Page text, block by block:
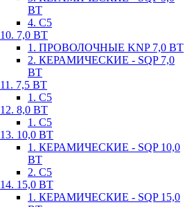
ВТ
4. С5
10. 7,0 ВТ
1. ПРОВОЛОЧНЫЕ KNP 7,0 ВТ
2. КЕРАМИЧЕСКИЕ - SQP 7,0
ВТ
11. 7,5 ВТ
1. С5
12. 8,0 ВТ
1. С5
13. 10,0 ВТ
1. КЕРАМИЧЕСКИЕ - SQP 10,0
ВТ
2. С5
14. 15,0 ВТ
1. КЕРАМИЧЕСКИЕ - SQP 15,0